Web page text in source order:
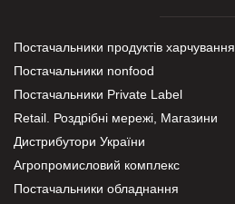
Постачальники продуктів харчування
Постачальники nonfood
Постачальники Private Label
Retail. Роздрібні мережі, Магазини
Дистрибутори України
Агропромисловий комплекс
Постачальники обладнання